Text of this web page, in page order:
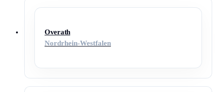
Overath
Nordrhein-Westfalen